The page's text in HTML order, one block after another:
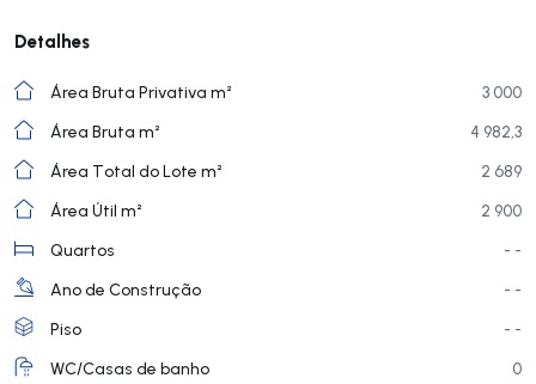
Detalhes
Área Bruta Privativa m²
3 000
Área Bruta m²
4 982,3
Área Total do Lote m²
2 689
Área Útil m²
2 900
Quartos
- -
Ano de Construção
- -
Piso
- -
WC/Casas de banho
0